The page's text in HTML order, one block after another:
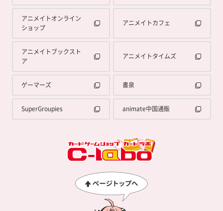
アニメイトオンライン
ショップ
アニメイトカフェ
アニメイトブックスト
ア
アニメイトタイムズ
ゲーマーズ 書泉
SuperGroupies animate中国通販